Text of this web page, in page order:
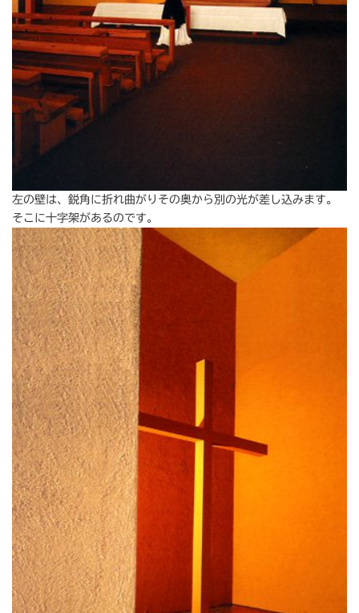
左の壁は、鋭角に折れ曲がりその奥から別の光が差し込みます。
そこに十字架があるのです。